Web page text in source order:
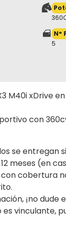
N°
5
M40i xDrive
con
se entregan
meses (en
cobertura
¡no dude
es vinculante,